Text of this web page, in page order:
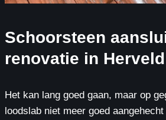
Schoorsteen
renovatie in Herveld
Het kan lang goed gaan, maar op
loodslab niet meer goed